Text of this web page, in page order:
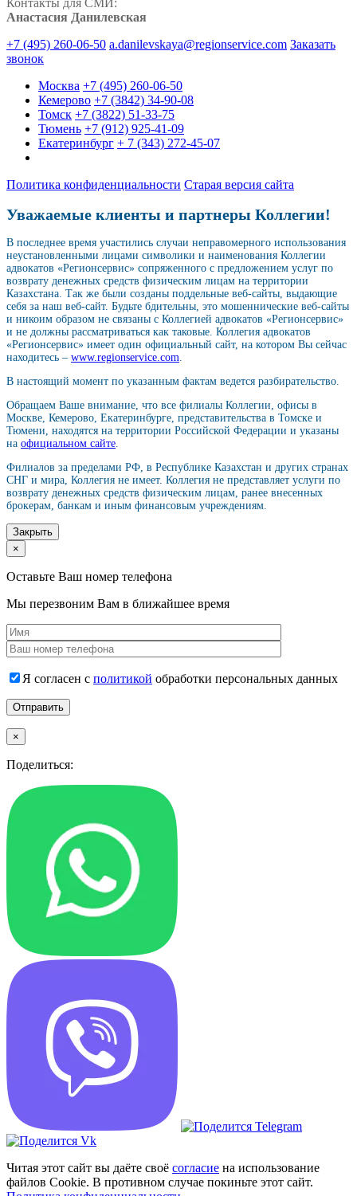
Контакты для СМИ:
Анастасия Данилевская
+7 (495) 260-06-50 a.danilevskaya@regionservice.com Заказать
звонок
Москва +7 (495) 260-06-50
Кемерово +7 (3842) 34-90-08
Томск +7 (3822) 51-33-75
Тюмень +7 (912) 925-41-09
Екатеринбург + 7 (343) 272-45-07
Политика конфиденциальности Старая версия сайта
Уважаемые клиенты и партнеры Коллегии!
В последнее время участились случаи неправомерного использования
неустановленными лицами символики и наименования Коллегии
адвокатов «Регионсервис» сопряженного с предложением услуг по
возврату денежных средств физическим лицам на территории
Казахстана. Так же были созданы поддельные веб-сайты, выдающие
себя за наш веб-сайт. Будьте бдительны, это мошеннические веб-сайты
и никоим образом не связаны с Коллегией адвокатов «Регионсервис»
и не должны рассматриваться как таковые. Коллегия адвокатов
«Регионсервис» имеет один официальный сайт, на котором Вы сейчас
находитесь – www.regionservice.com
В настоящий момент по указанным фактам ведется разбирательство.
Обращаем Ваше внимание, что все филиалы Коллегии, офисы в
Москве, Кемерово, Екатеринбурге, представительства в Томске и
Тюмени, находятся на территории Российской Федерации и указаны
на официальном сайте
Филиалов за пределами РФ, в Республике Казахстан и других странах
СНГ и мира, Коллегия не имеет. Коллегия не представляет услуги по
возврату денежных средств физическим лицам, ранее внесенных
брокерам, банкам и иным финансовым учреждениям.
Закрыть
×
Оставьте Ваш номер телефона
Мы перезвоним Вам в ближайшее время
Я согласен с политикой обработки персональных данных
×
Поделиться:
Читая этот сайт вы даёте своё согласие на использование
файлов Cookie. В противном случае покиньте этот сайт.